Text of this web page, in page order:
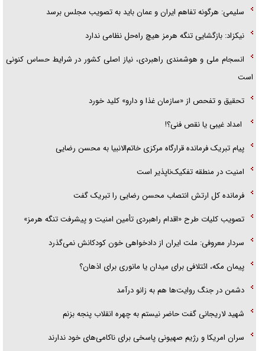
قصه ناتمام سرویس مدارس
آیا مقاومت فلسطین خلع‌سلاح می‌شود؟
سلیمی: هرگونه تفاهم ایران و عمان باید به تصویب مجلس برسد
نیکزاد: بازگشایی تنگه هرمز هیچ راه‌حل نظامی ندارد
انسجام ملی و هوشمندی راهبردی، نیاز اصلی کشور در شرایط حساس کنونی
است
تحقیق و تفحص از «سازمان غذا و دارو» کلید خورد
امداد غیبی یا نقص فنی؟!
پیام تبریک فرمانده قرارگاه مرکزی خاتم‌الانبیا به محسن رضایی
امنیت در منطقه تفکیک‌ناپذیر است
فرمانده کل ارتش انتصاب محسن رضایی را تبریک گفت
تصویب کلیات طرح «اقدام راهبردی تأمین امنیت و پیشرفت تنگه هرمز»
سردار معروفی: ملت ایران از دادخواهی خون کودکانش نمی‌گذرد
پیمان مکه، ائتلافی برای میدان یا مانوری برای اذهان؟
دشمن در جنگ روایت‌ها هم به زانو درآمد
شهید لاریجانی گفت حاضر نیستم به چهره انقلاب پنجه بزنم
سران امریکا و رژیم صهیونی پاسخی برای ناکامی‌های خود ندارند